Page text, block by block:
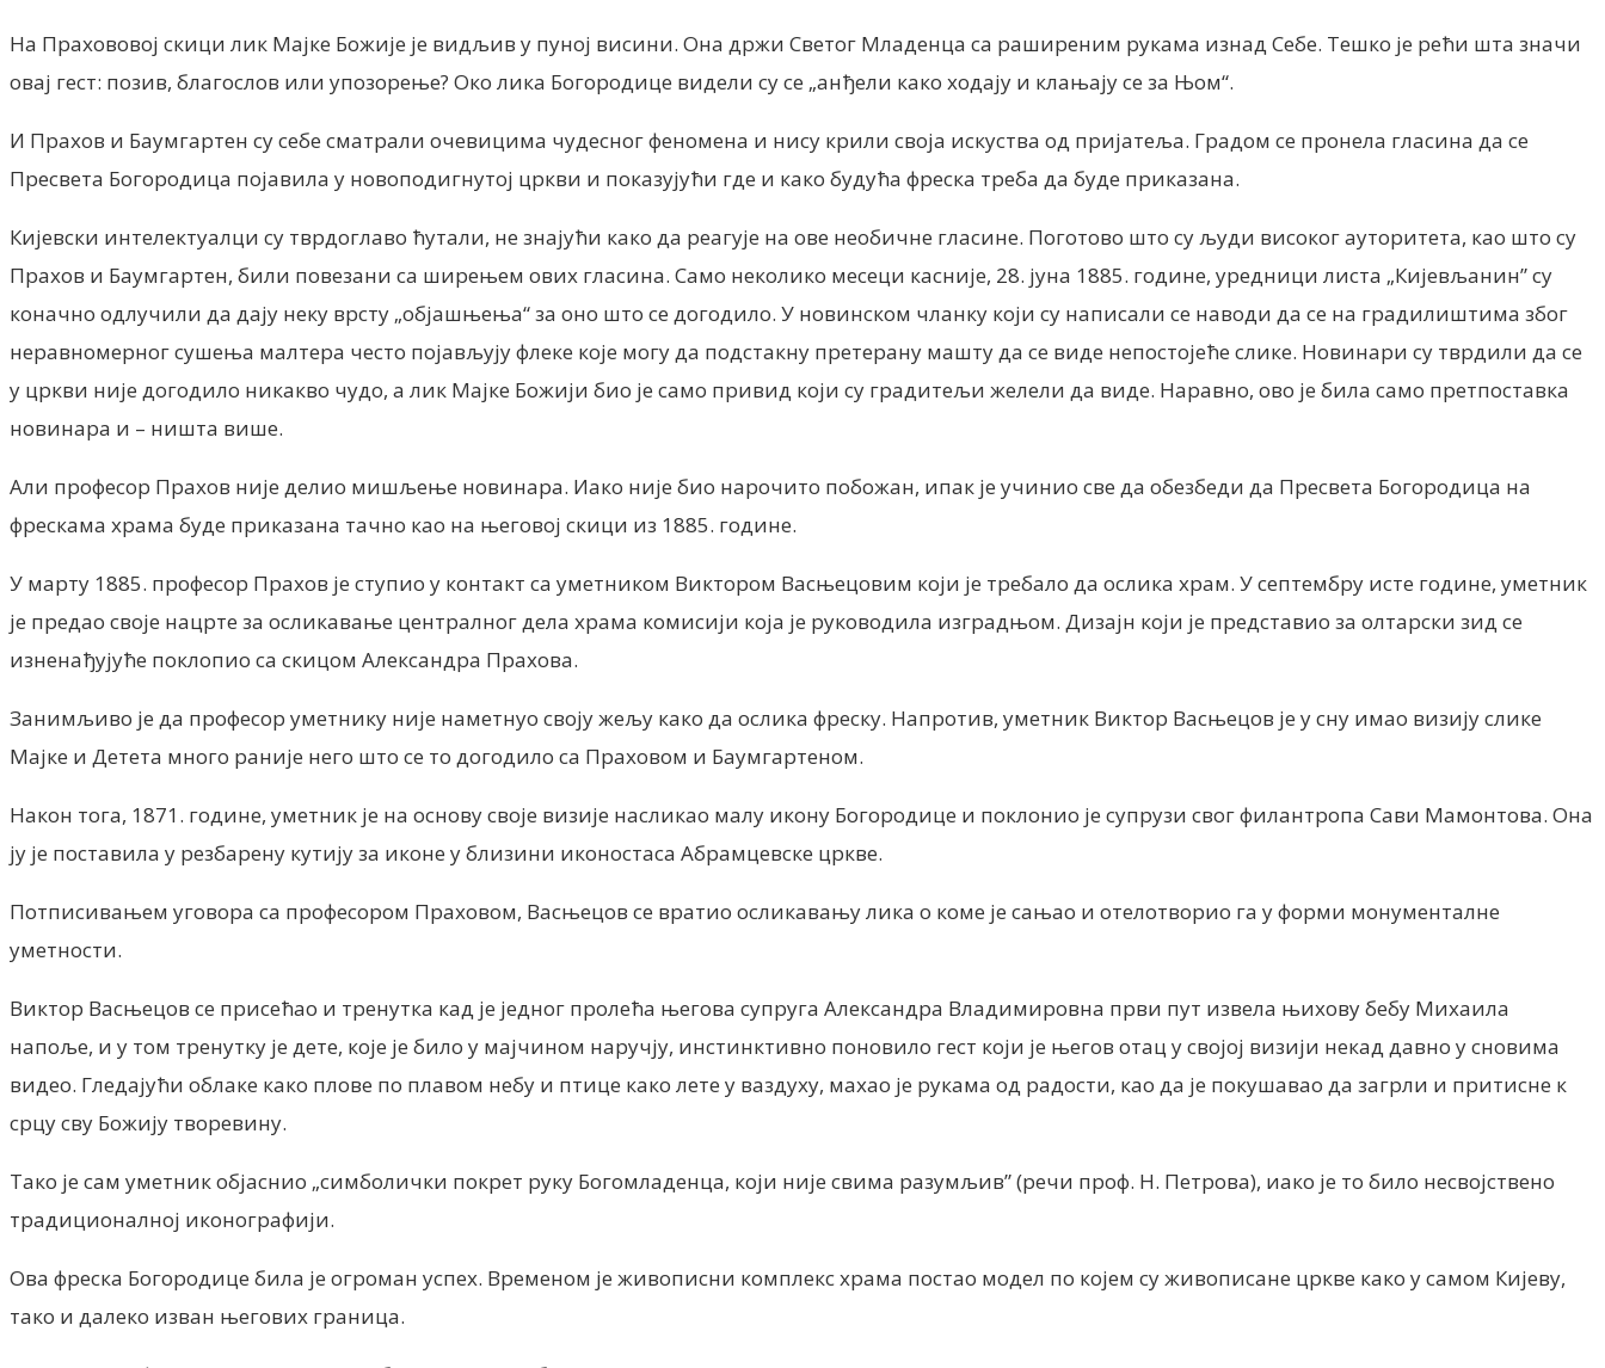
На Прахововој скици лик Мајке Божије је видљив у пуној висини. Она држи Светог Младенца са раширеним рукама изнад Себе. Тешко је рећи шта значи
овај гест: позив, благослов или упозорење? Око лика Богородице видели су се „анђели како ходају и клањају се за Њом“.
И Прахов и Баумгартен су себе сматрали очевицима чудесног феномена и нису крили своја искуства од пријатеља. Градом се пронела гласина да се
Пресвета Богородица појавила у новоподигнутој цркви и показујући где и како будућа фреска треба да буде приказана.
Кијевски интелектуалци су тврдоглаво ћутали, не знајући како да реагује на ове необичне гласине. Поготово што су људи високог ауторитета, као што су
Прахов и Баумгартен, били повезани са ширењем ових гласина. Само неколико месеци касније, 28. јуна 1885. године, уредници листа „Кијевљанин” су
коначно одлучили да дају неку врсту „објашњења“ за оно што се догодило. У новинском чланку који су написали се наводи да се на градилиштима због
неравномерног сушења малтера често појављују флеке које могу да подстакну претерану машту да се виде непостојеће слике. Новинари су тврдили да се
у цркви није догодило никакво чудо, а лик Мајке Божији био је само привид који су градитељи желели да виде. Наравно, ово је била само претпоставка
новинара и – ништа више.
Али професор Прахов није делио мишљење новинара. Иако није био нарочито побожан, ипак је учинио све да обезбеди да Пресвета Богородица на
фрескама храма буде приказана тачно као на његовој скици из 1885. године.
У марту 1885. професор Прахов је ступио у контакт са уметником Виктором Васњецовим који је требало да ослика храм. У септембру исте године, уметник
је предао своје нацрте за осликавање централног дела храма комисији која је руководила изградњом. Дизајн који је представио за олтарски зид се
изненађујуће поклопио са скицом Александра Прахова.
Занимљиво је да професор уметнику није наметнуо своју жељу како да ослика фреску. Напротив, уметник Виктор Васњецов је у сну имао визију слике
Мајке и Детета много раније него што се то догодило са Праховом и Баумгартеном.
Након тога, 1871. године, уметник је на основу своје визије насликао малу икону Богородице и поклонио је супрузи свог филантропа Сави Мамонтова. Она
ју је поставила у резбарену кутију за иконе у близини иконостаса Абрамцевске цркве.
Потписивањем уговора са професором Праховом, Васњецов се вратио осликавању лика о коме је сањао и отелотворио га у форми монументалне
уметности.
Виктор Васњецов се присећао и тренутка кад је једног пролећа његова супруга Александра Владимировна први пут извела њихову бебу Михаила
напоље, и у том тренутку је дете, које је било у мајчином наручју, инстинктивно поновило гест који је његов отац у својој визији некад давно у сновима
видео. Гледајући облаке како плове по плавом небу и птице како лете у ваздуху, махао је рукама од радости, као да је покушавао да загрли и притисне к
срцу сву Божију творевину.
Тако је сам уметник објаснио „симболички покрет руку Богомладенца, који није свима разумљив” (речи проф. Н. Петрова), иако је то било несвојствено
традиционалној иконографији.
Ова фреска Богородице била је огроман успех. Временом је живописни комплекс храма постао модел по којем су живописане цркве како у самом Кијеву,
тако и далеко изван његових граница.